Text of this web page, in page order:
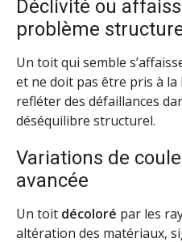
Déclivité ou
problème
Un toit qui semble
et ne doit pas être pris à
refléter des défaillances
déséquilibre structurel.
Variations de
avancée
Un toit décoloré par les
altération des matériaux,